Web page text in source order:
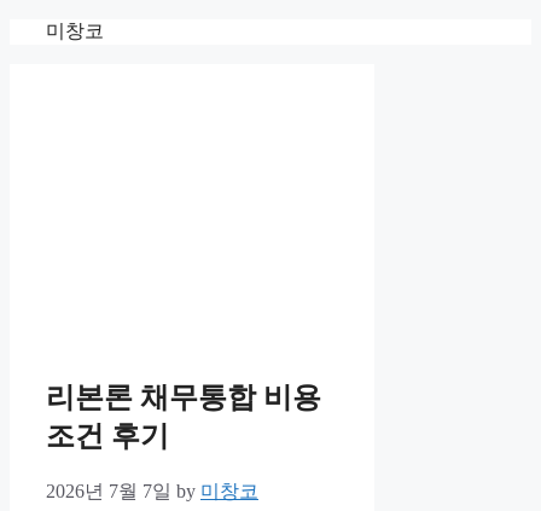
미창코
리본론 채무통합 비용
조건 후기
2026년 7월 7일 by 미창코